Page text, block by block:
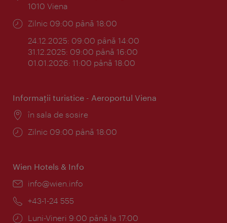
1010 Viena
Program:
Zilnic 09:00 până 18:00
24.12.2025: 09:00 până 14:00
31.12.2025: 09:00 până 16:00
01.01.2026: 11:00 până 18:00
Informaţii turistice - Aeroportul Viena
Locul:
în sala de sosire
Program:
Zilnic 09:00 până 18:00
Wien Hotels & Info
E-
info@wien.info
Telefon:
+43-1-24 555
Program:
Luni-Vineri 9:00 până la 17:00